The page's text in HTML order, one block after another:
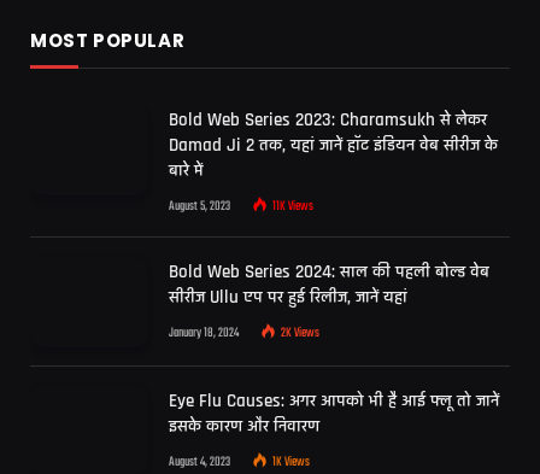
MOST POPULAR
Bold Web Series 2023: Charamsukh से लेकर
Damad Ji 2 तक, यहां जानें हॉट इंडियन वेब सीरीज के
बारे में
August 5, 2023 11KViews
Bold Web Series 2024: साल की पहली बोल्ड वेब
सीरीज Ullu एप पर हुई रिलीज, जानें यहां
January 18, 2024 2KViews
Eye Flu Causes: अगर आपको भी है आई फ्लू तो जानें
इसके कारण और निवारण
August 4, 2023 1KViews